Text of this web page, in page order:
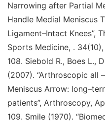
Narrowing after Partial
Handle Medial Meniscus
Ligament–Intact Knees”,
Sports Medicine, .
108. Siebold R., Boes L.,
(2007). “Arthroscopic all
Meniscus Arrow:
patients”, Arthroscopy,
109. Smile (1970).